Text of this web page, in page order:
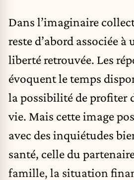
Dans l’imaginaire
reste d’abord associée à
liberté retrouvée. Les
évoquent le temps
la possibilité de profiter
vie. Mais cette image
avec des inquiétudes
santé, celle du
famille, la situation